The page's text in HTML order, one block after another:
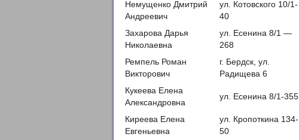
Немущенко Дмитрий
Андреевич
ул. Котовского 10/1-
40
Захарова Дарья
Николаевна
ул. Есенина 8/1 —
268
Ремпель Роман
Викторович
г. Бердск, ул.
Радищева 6
Кукеева Елена
Александровна
ул. Есенина 8/1-355
Киреева Елена
Евгеньевна
ул. Кропоткина 134-
50